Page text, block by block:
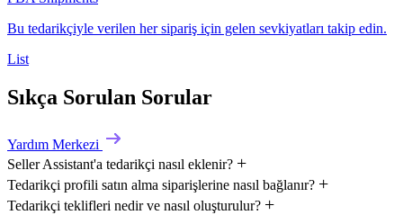
Bu tedarikçiyle verilen her sipariş için gelen sevkiyatları takip edin.
List
Sıkça Sorulan Sorular
Yardım Merkezi
Seller Assistant'a tedarikçi nasıl eklenir?
Tedarikçi profili satın alma siparişlerine nasıl bağlanır?
Tedarikçi teklifleri nedir ve nasıl oluşturulur?